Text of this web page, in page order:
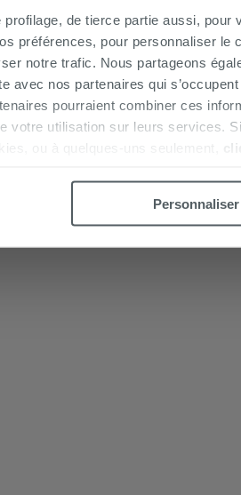
de tierce partie aussi,
préférences, pour personnaliser le
notre trafic. Nous partageons
avec nos partenaires qui
pourraient combiner ces
votre utilisation sur leurs services.
ou à quelques-uns seulement,
Personnaliser
mis à jour à